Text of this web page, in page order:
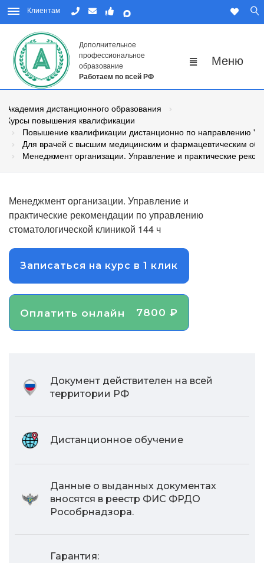
Клиентам
Дополнительное
профессиональное
образование
Работаем по всей РФ
Академия дистанционного образования
Курсы повышения квалификации
Повышение квалификации дистанционно по направлению
Для врачей с высшим медицинским и фармацевтическим
Менеджмент организации. Управление и практические
Менеджмент организации. Управление и
практические рекомендации по управлению
стоматологической клиникой 144 ч
Записаться на курс в 1 клик
Оплатить онлайн 7800 ₽
Документ действителен на всей
территории РФ
Дистанционное обучение
Данные о выданных документах
вносятся в реестр ФИС ФРДО
Рособрнадзора.
Гарантия: